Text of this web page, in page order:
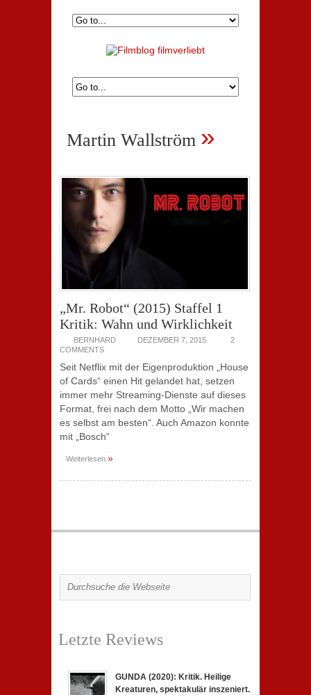
Martin Wallström »
„Mr. Robot“ (2015) Staffel 1
Kritik: Wahn und Wirklichkeit
BERNHARD DEZEMBER 7, 2015
2
COMMENTS
Seit Netflix mit der Eigenproduktion „House
of Cards“ einen Hit gelandet hat, setzen
immer mehr Streaming-Dienste auf dieses
Format, frei nach dem Motto „Wir machen
es selbst am besten“. Auch Amazon konnte
mit „Bosch“
Weiterlesen »
Letzte Reviews
GUNDA (2020): Kritik. Heilige
Kreaturen, spektakulär inszeniert.